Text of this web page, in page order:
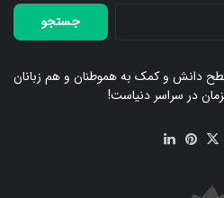
جستجو
برای:
دانش و کمک به هموطنان و هم زبانان
در سراسر دنیاست!
فیسX ‫پین‌ترست